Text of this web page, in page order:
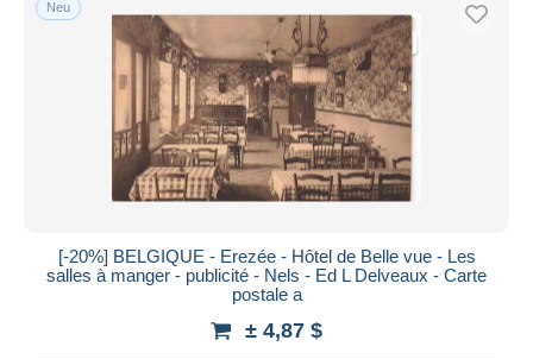
Kostenloser Versand
Zahlungsmethoden
PayPal
Banküberweisung
Visa
Mastercard
iDeal
Gesamte Auswahl aufheben
Neu
[-20%] BELGIQUE - Erezée - Hôtel de Belle vue - Les
salles à manger - publicité - Nels - Ed L Delveaux - Carte
postale a
± 4,87 $